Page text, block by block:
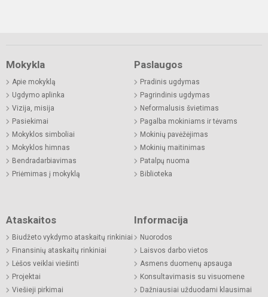
Mokykla
Apie mokyklą
Ugdymo aplinka
Vizija, misija
Pasiekimai
Mokyklos simboliai
Mokyklos himnas
Bendradarbiavimas
Priėmimas į mokyklą
Paslaugos
Pradinis ugdymas
Pagrindinis ugdymas
Neformalusis švietimas
Pagalba mokiniams ir tėvams
Mokinių pavėžėjimas
Mokinių maitinimas
Patalpų nuoma
Biblioteka
Ataskaitos
Biudžeto vykdymo ataskaitų rinkiniai
Finansinių ataskaitų rinkiniai
Lėšos veiklai viešinti
Projektai
Viešieji pirkimai
Informacija
Nuorodos
Laisvos darbo vietos
Asmens duomenų apsauga
Konsultavimasis su visuomene
Dažniausiai užduodami klausimai